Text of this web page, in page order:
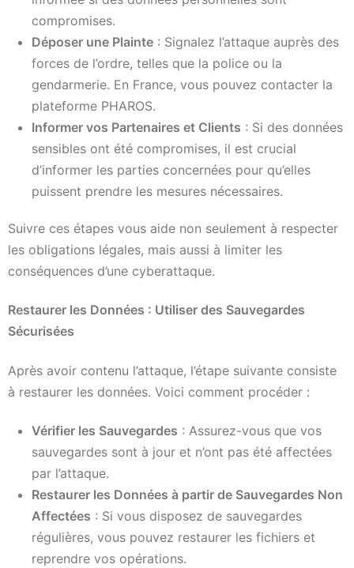
compromises.
Déposer une Plainte : Signalez l’attaque auprès des
forces de l’ordre, telles que la police ou la
gendarmerie. En France, vous pouvez contacter la
plateforme PHAROS.
Informer vos Partenaires et Clients : Si des données
sensibles ont été compromises, il est crucial
d’informer les parties concernées pour qu’elles
puissent prendre les mesures nécessaires.
Suivre ces étapes vous aide non seulement à respecter
les obligations légales, mais aussi à limiter les
conséquences d’une cyberattaque.
Restaurer les Données : Utiliser des Sauvegardes
Sécurisées
Après avoir contenu l’attaque, l’étape suivante consiste
à restaurer les données. Voici comment procéder :
Vérifier les Sauvegardes : Assurez-vous que vos
sauvegardes sont à jour et n’ont pas été affectées
par l’attaque.
Restaurer les Données à partir de Sauvegardes Non
Affectées : Si vous disposez de sauvegardes
régulières, vous pouvez restaurer les fichiers et
reprendre vos opérations.